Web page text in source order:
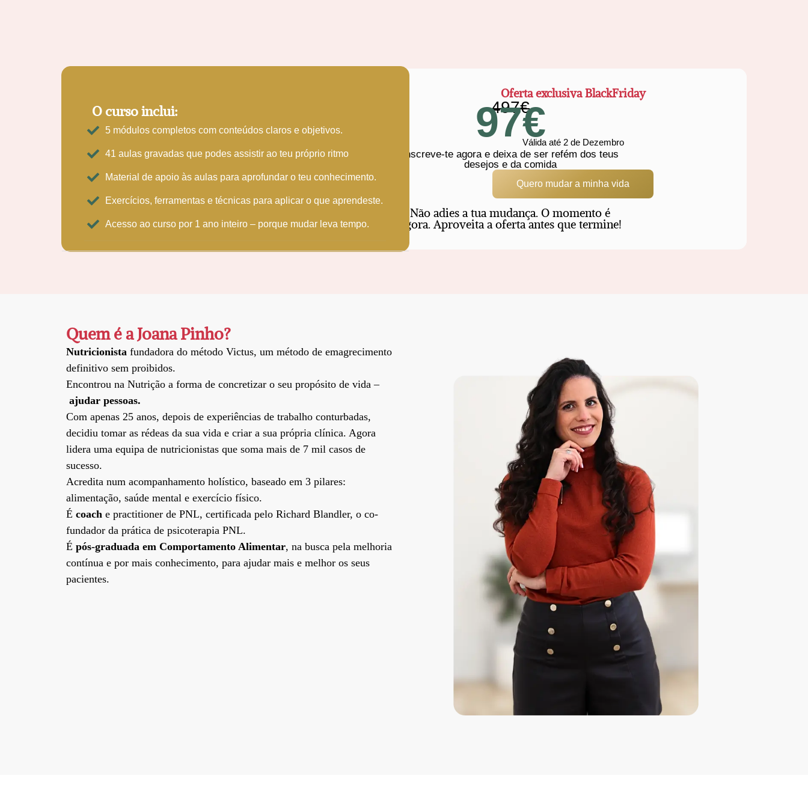
Oferta exclusiva BlackFriday
497€
97€Válida até 2 de Dezembro
Inscreve-te agora e deixa de ser refém dos teus
desejos e da comida
Quero mudar a minha vida
Não adies a tua mudança. O momento é
agora. Aproveita a oferta antes que termine!
O curso inclui:
5 módulos completos com conteúdos claros e objetivos.
41 aulas gravadas que podes assistir ao teu próprio ritmo
Material de apoio às aulas para aprofundar o teu conhecimento.
Exercícios, ferramentas e técnicas para aplicar o que aprendeste.
Acesso ao curso por 1 ano inteiro – porque mudar leva tempo.
Quem é a Joana Pinho?
Nutricionista fundadora do método Victus, um método de emagrecimento
definitivo sem proibidos.
Encontrou na Nutrição a forma de concretizar o seu propósito de vida –
ajudar pessoas.
Com apenas 25 anos, depois de experiências de trabalho conturbadas,
decidiu tomar as rédeas da sua vida e criar a sua própria clínica. Agora
lidera uma equipa de nutricionistas que soma mais de 7 mil casos de
sucesso.
Acredita num acompanhamento holístico, baseado em 3 pilares:
alimentação, saúde mental e exercício físico.
É coach e practitioner de PNL, certificada pelo Richard Blandler, o co-
fundador da prática de psicoterapia PNL.
É pós-graduada em Comportamento Alimentar, na busca pela melhoria
contínua e por mais conhecimento, para ajudar mais e melhor os seus
pacientes.